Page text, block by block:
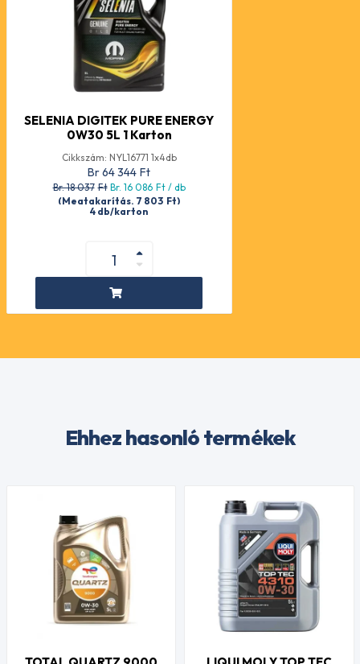
SELENIA DIGITEK PURE ENERGY
0W30 5L 1 Karton
Cikkszám: NYL16771 1x4db
Br 64 344 Ft
Br. 18 037 Ft Br. 16 086 Ft/ db
(Megtakarítás. 7 803 Ft)
4 db/karton
Ehhez hasonló termékek